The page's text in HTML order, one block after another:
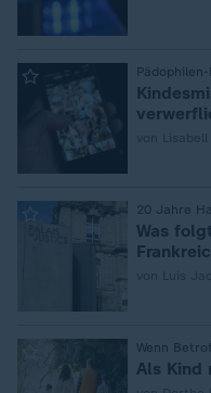
20 Jahre
Was
Wenn
Als Kind